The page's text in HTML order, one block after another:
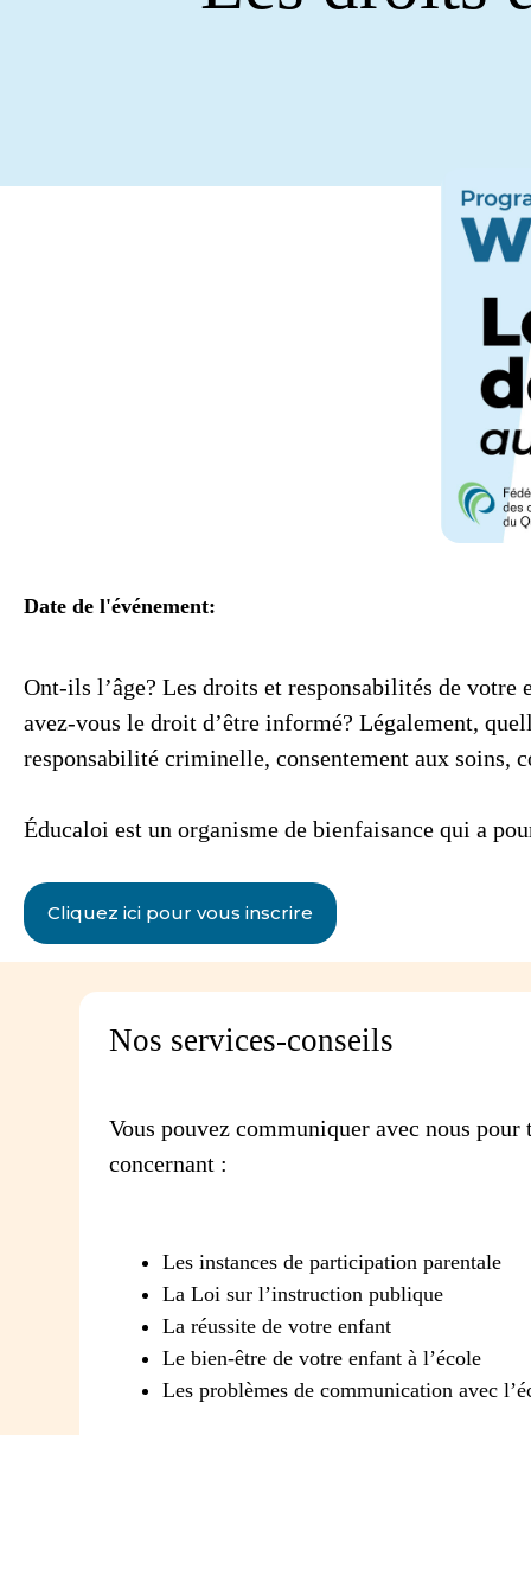
Date de l'événement:
Ont-ils l’âge? Les droits et responsabilités de
avez-vous le droit d’être informé? Légalement,
responsabilité criminelle, consentement aux soins,
Éducaloi est un organisme de bienfaisance qui a
Cliquez ici pour vous inscrire
Nos services-conseils
Vous pouvez communiquer avec nous pour
concernant :
Les instances de participation parentale
La Loi sur l’instruction publique
La réussite de votre enfant
Le bien-être de votre enfant à l’école
Les problèmes de communication avec